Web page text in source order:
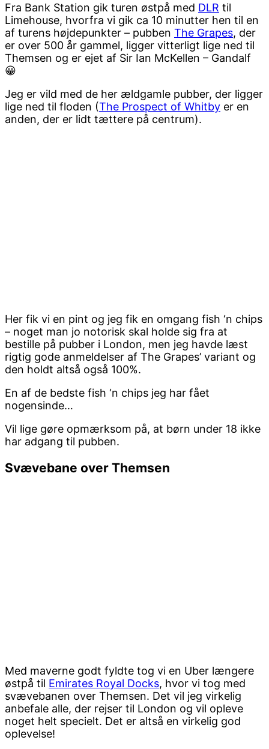
Fra Bank Station gik turen østpå med DLR til
Limehouse, hvorfra vi gik ca 10 minutter hen til en
af turens højdepunkter – pubben The Grapes, der
er over 500 år gammel, ligger vitterligt lige ned til
Themsen og er ejet af Sir Ian McKellen – Gandalf
😀
Jeg er vild med de her ældgamle pubber, der ligger
lige ned til floden (The Prospect of Whitby er en
anden, der er lidt tættere på centrum).
Her fik vi en pint og jeg fik en omgang fish ‘n chips
– noget man jo notorisk skal holde sig fra at
bestille på pubber i London, men jeg havde læst
rigtig gode anmeldelser af The Grapes’ variant og
den holdt altså også 100%.
En af de bedste fish ‘n chips jeg har fået
nogensinde…
Vil lige gøre opmærksom på, at børn under 18 ikke
har adgang til pubben.
Svævebane over Themsen
Med maverne godt fyldte tog vi en Uber længere
østpå til Emirates Royal Docks, hvor vi tog med
svævebanen over Themsen. Det vil jeg virkelig
anbefale alle, der rejser til London og vil opleve
noget helt specielt. Det er altså en virkelig god
oplevelse!